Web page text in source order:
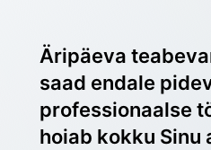
Äripäeva
saad endale
professionaalse
hoiab kokku Sinu